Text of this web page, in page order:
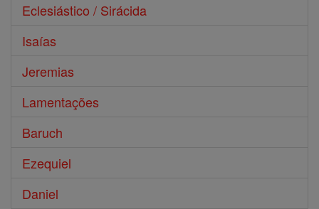
Eclesiástico / Sirácida
Isaías
Jeremias
Lamentações
Baruch
Ezequiel
Daniel